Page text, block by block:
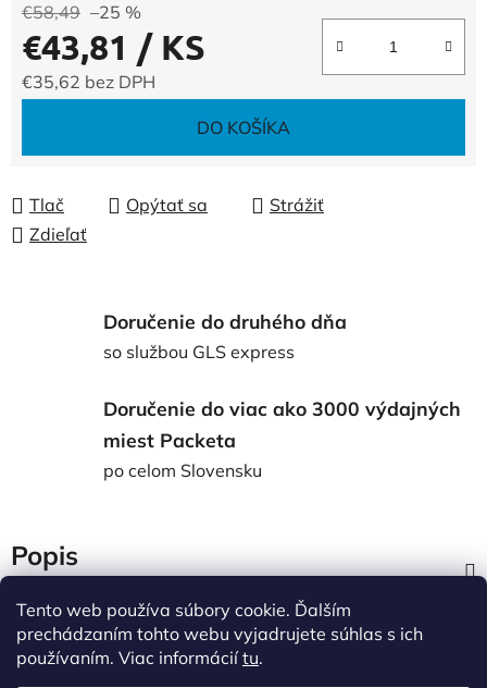
Tento web používa súbory cookie. Ďalším
prechádzaním tohto webu vyjadrujete súhlas s ich
používaním. Viac informáciítu.
€58,49 –25 %
€43,81 / KS
€35,62 bez DPH
DO KOŠÍKA
Tlač Opýtať sa
Strážiť
Zdieľať
Doručenie do druhého dňa
so službou GLS express
Doručenie do viac ako 3000 výdajných
miest Packeta
po celom Slovensku
Popis
Diskusia